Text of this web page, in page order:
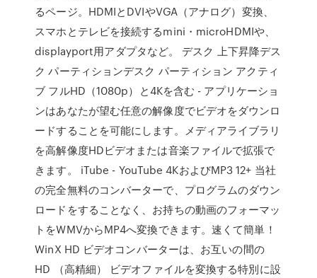
るページ。HDMIとDVIやVGA（アナログ）変換、
スマホとテレビを接続するmini・microHDMIや、
displayport用アダプタなど。 デスク 上下昇降デス
ク パーティションデスク パーティション アクティ
ブ フルHD（1080p）と4Kを含む - アプリケーショ
ンはあなたが望む任意の解像度でビデオをダウンロ
ードすることを可能にします。メディアライブラリ
を高解像度HDビデオまたは音楽ファイルで拡張で
きます。 iTube - YouTube 4KおよびMP3 12+ 当社
の完全無料のコンバーターで、プログラムのダウン
ロードをすることなく、お持ちの動画のフォーマッ
トをWMVからMP4へ変換できます。速くて簡単！
WinX HD ビデオコンバーターは、お互いの間の
HD （高精細） ビデオファイルを変換する特別に設